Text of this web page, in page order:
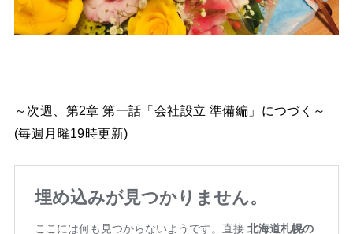
～次週、第2章 第一話「会社設立 準備編」につづく～
(毎週月曜19時更新)